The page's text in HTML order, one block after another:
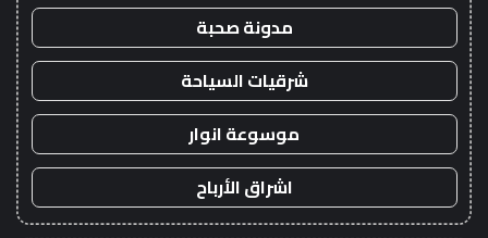
مدونة صحبة
شرقيات السياحة
موسوعة انوار
اشراق الأرباح